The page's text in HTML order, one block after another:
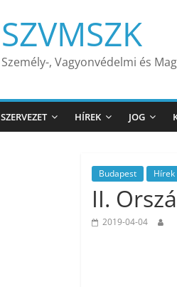
SZVMSZK
Személy-, Vagyonvédelmi és
SZERVEZET HÍREK JOG
Budapest Hírek
II.
2019-04-04